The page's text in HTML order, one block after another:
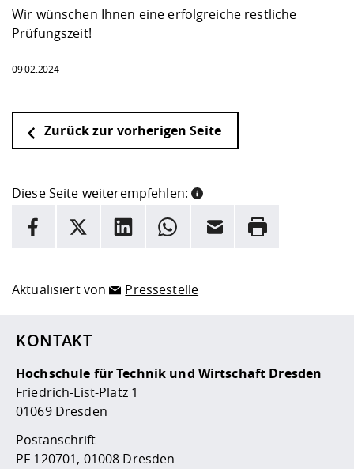
Wir wünschen Ihnen eine erfolgreiche restliche
Prüfungszeit!
09.02.2024
Zurück zur vorherigen Seite
Diese Seite weiterempfehlen:
INFORMATION
Hier stehen weitere Informationen und ein Link zur
Facebook
X LinkedInWhatsappE-Mail Drucken
Aktualisiert von Pressestelle
KONTAKT
Hochschule für Technik und Wirtschaft Dresden
Friedrich-List-Platz 1
01069 Dresden
Postanschrift
PF 120701, 01008 Dresden